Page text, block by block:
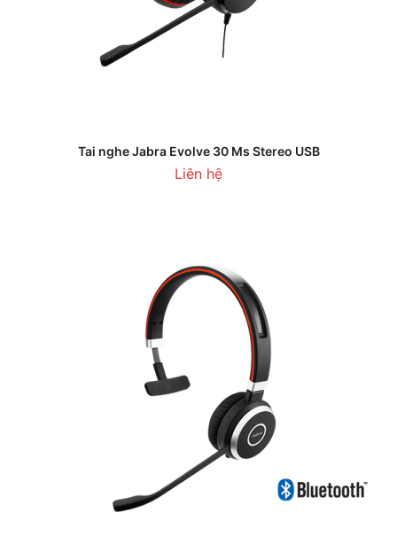
Tai nghe Jabra Evolve 30 Ms Stereo USB
Liên hệ